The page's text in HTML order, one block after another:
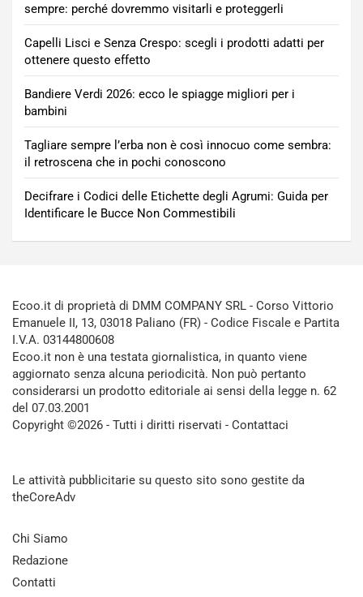
sempre: perché dovremmo visitarli e proteggerli
Capelli Lisci e Senza Crespo: scegli i prodotti adatti per
ottenere questo effetto
Bandiere Verdi 2026: ecco le spiagge migliori per i
bambini
Tagliare sempre l’erba non è così innocuo come sembra:
il retroscena che in pochi conoscono
Decifrare i Codici delle Etichette degli Agrumi: Guida per
Identificare le Bucce Non Commestibili
Ecoo.it di proprietà di DMM COMPANY SRL - Corso Vittorio
Emanuele II, 13, 03018 Paliano (FR) - Codice Fiscale e Partita
I.V.A. 03144800608
Ecoo.it non è una testata giornalistica, in quanto viene
aggiornato senza alcuna periodicità. Non può pertanto
considerarsi un prodotto editoriale ai sensi della legge n. 62
del 07.03.2001
Copyright ©2026 - Tutti i diritti riservati - Contattaci
Le attività pubblicitarie su questo sito sono gestite da
theCoreAdv
Chi Siamo
Redazione
Contatti